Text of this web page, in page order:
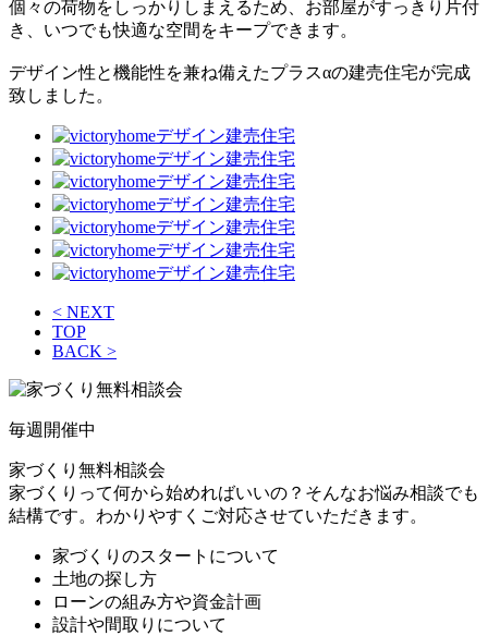
個々の荷物をしっかりしまえるため、お部屋がすっきり片付
き、いつでも快適な空間をキープできます。
デザイン性と機能性を兼ね備えたプラスαの建売住宅が完成
致しました。
< NEXT
TOP
BACK >
毎週 開催中
家づくり無料相談会
家づくりって何から始めればいいの？そんなお悩み相談でも
結構です。わかりやすくご対応させていただきます。
家づくりのスタートについて
土地の探し方
ローンの組み方や資金計画
設計や間取りについて